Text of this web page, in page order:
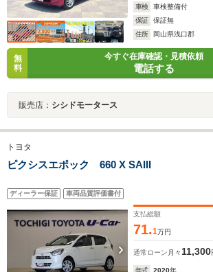
車検
車検整備付
保証
保証無
住所
岡山県浅口郡
無
料
今すぐ在庫確認・見積依頼
電話する
販売店： シシドモータース
トヨタ
ピクシスエポック 660 X SAIII
ディーラー保証 車両品質評価書付
支払総額
71.1万円
通常ローン 月々11,300